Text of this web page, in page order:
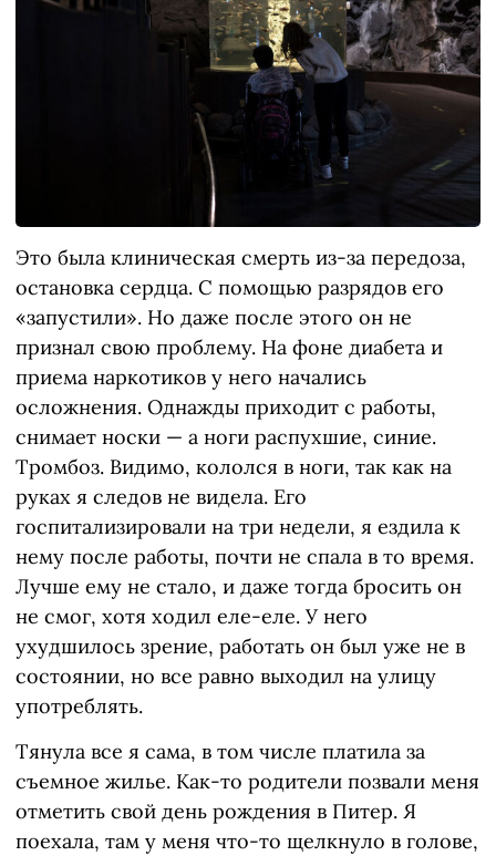
Это была клиническая смерть из-за передоза,
остановка сердца. С помощью разрядов его
«запустили». Но даже после этого он не
признал свою проблему. На фоне диабета и
приема наркотиков у него начались
осложнения. Однажды приходит с работы,
снимает носки — а ноги распухшие, синие.
Тромбоз. Видимо, кололся в ноги, так как на
руках я следов не видела. Его
госпитализировали на три недели, я ездила к
нему после работы, почти не спала в то время.
Лучше ему не стало, и даже тогда бросить он
не смог, хотя ходил еле-еле. У него
ухудшилось зрение, работать он был уже не в
состоянии, но все равно выходил на улицу
употреблять.
Тянула все я сама, в том числе платила за
съемное жилье. Как-то родители позвали меня
отметить свой день рождения в Питер. Я
поехала, там у меня что-то щелкнуло в голове,